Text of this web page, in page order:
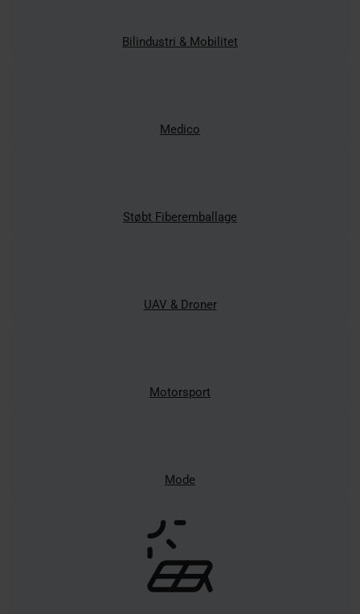
Bilindustri & Mobilitet
Medico
Støbt Fiberemballage
UAV & Droner
Motorsport
Mode